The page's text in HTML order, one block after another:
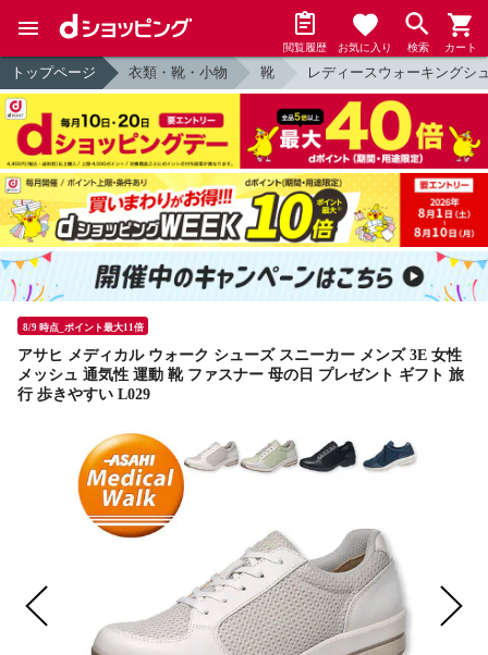
閲覧履歴 お気に入り 検索 カート
トップページ 衣類・靴・小物 靴 レディースウォーキングシ
8/9 時点_ポイント最大11倍
アサヒ メディカル ウォーク シューズ スニーカー メンズ 3E 女性
メッシュ 通気性 運動 靴 ファスナー 母の日 プレゼント ギフト 旅
行 歩きやすい L029